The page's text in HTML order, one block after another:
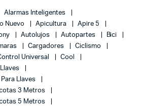
Alarmas Inteligentes
Nuevo Apicultura
Apire 5
Autolujos Autopartes
Bici
Cargadores
Ciclismo
Universal
Cool
Llaves
3 Metros
5 Metros